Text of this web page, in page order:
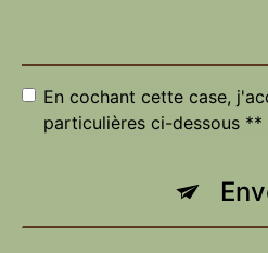
En cochant cette case,
particulières ci-dessous **